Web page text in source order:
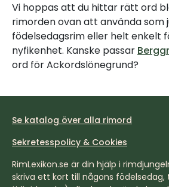
Vi hoppas att du hittar rätt ord
rimorden ovan att använda som
födelsedagsrim eller helt enkelt
nyfikenhet. Kanske passar
ord för Ackordslönegrund?
Se katalog över alla rimord
Sekretesspolicy & Cookies
RimLexikon.se är din hjälp i
skriva ett kort till någons födelsedag,